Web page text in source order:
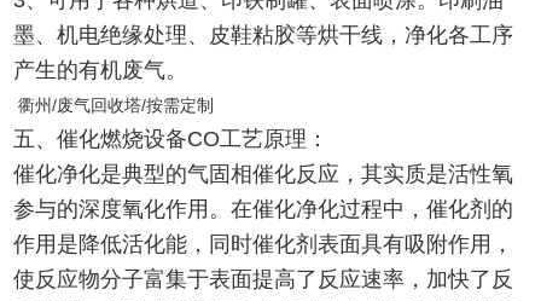
墨、机电绝缘处理、皮鞋粘胶等烘干线，净化各工序
产生的有机废气。
衢州/废气回收塔/按需定制
五、催化燃烧设备CO工艺原理：
催化净化是典型的气固相催化反应，其实质是活性氧
参与的深度氧化作用。在催化净化过程中，催化剂的
作用是降低活化能，同时催化剂表面具有吸附作用，
使反应物分子富集于表面提高了反应速率，加快了反